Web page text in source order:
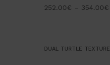
252.00€ – 354.00€
DUAL TURTLE TEXTURE